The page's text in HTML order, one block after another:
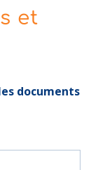
et
documents